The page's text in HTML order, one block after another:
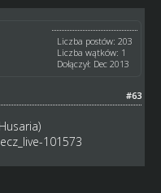
Liczba postów: 203
Liczba wątków: 1
Dołączył: Dec 2013
#63
101573